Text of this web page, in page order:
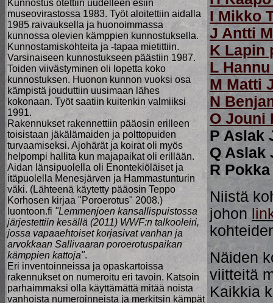
I Mikko
J Antti
K Lapin
L
M Matti
N
O Jouni
P Aslak
Q Aslak
R
Niistä
johon
Näiden
viitteitä
Kaikkia
Kunnostus otettiin uudelleen esiin
museovirastossa 1983. Työt aloitettiin aidalla
1985 raivauksella ja huonoimmassa
kunnossa olevien kämppien kunnostuksella.
Kunnostamiskohteita ja -tapaa mietittiin.
Varsinaiseen kunnostukseen päästiin 1987.
Toiden viivästyminen oli lopetta koko
kunnostuksen. Huonon kunnon vuoksi osa
kämpistä jouduttiin uusimaan lähes
kokonaan. Työt saatiin kuitenkin valmiiksi
1991.
Rakennukset rakennettiin pääosin erilleen
toisistaan jäkälämaiden ja polttopuiden
turvaamiseksi. Ajohärät ja koirat oli myös
helpompi hallita kun majapaikat oli erillään.
Aidan länsipuolella oli Enontekiöläiset ja
itäpuolella Menesjärven ja Hammastunturin
väki. (Lähteenä käytetty pääosin Teppo
Korhosen kirjaa "Poroerotus" 2008.)
luontoon.fi "Lemmenjoen kansallispuistossa
järjestettiin kesällä (2011) WWF:n talkooleiri,
jossa vapaaehtoiset korjasivat vanhan ja
arvokkaan Sallivaaran poroerotuspaikan
kämppien kattoja".
Eri inventoinneissa ja opaskartoissa
rakennukset on numeroitu eri tavoin. Katsoin
parhaimmaksi olla käyttämättä mitää noista
vanhoista numeroinneista ja merkitsin kämpät